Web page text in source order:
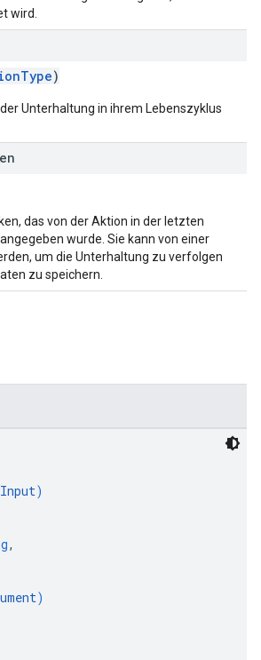
wird.
)
Unterhaltung in ihrem Lebenszyklus
das von der Aktion in der letzten
wurde. Sie kann von einer
um die Unterhaltung zu verfolgen
zu speichern.
)
,
)